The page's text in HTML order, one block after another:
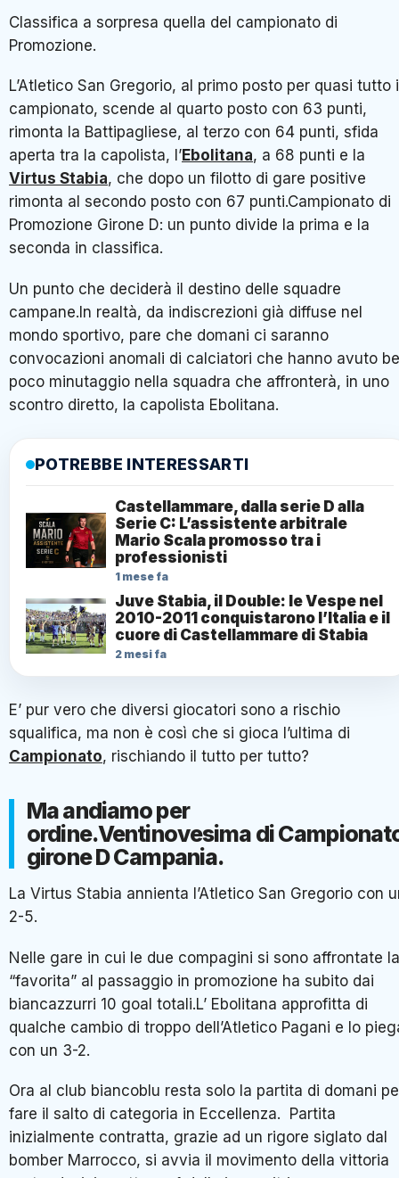
Classifica a sorpresa quella del campionato di
Promozione.
L’Atletico San Gregorio, al primo posto per quasi tutto
campionato, scende al quarto posto con 63 punti,
rimonta la Battipagliese, al terzo con 64 punti, sfida
aperta tra la capolista, l’Ebolitana, a 68 punti e la
Virtus Stabia, che dopo un filotto di gare positive
rimonta al secondo posto con 67 punti.Campionato di
Promozione Girone D: un punto divide la prima e la
seconda in classifica.
Un punto che deciderà il destino delle squadre
campane.In realtà, da indiscrezioni già diffuse nel
mondo sportivo, pare che domani ci saranno
convocazioni anomali di calciatori che hanno avuto
poco minutaggio nella squadra che affronterà, in uno
scontro diretto, la capolista Ebolitana.
POTREBBE INTERESSARTI
Castellammare, dalla serie D alla
Serie C: L’assistente arbitrale
Mario Scala promosso tra i
professionisti
1 mese fa
Juve Stabia, il Double: le Vespe nel
2010-2011 conquistarono l’Italia e il
cuore di Castellammare di Stabia
2 mesi fa
E’ pur vero che diversi giocatori sono a rischio
squalifica, ma non è così che si gioca l’ultima di
Campionato, rischiando il tutto per tutto?
Ma andiamo per
ordine.Ventinovesima di
girone D Campania.
La Virtus Stabia annienta l’Atletico San Gregorio con
2-5.
Nelle gare in cui le due compagini si sono affrontate la
“favorita” al passaggio in promozione ha subito dai
biancazzurri 10 goal totali.L’ Ebolitana approfitta di
qualche cambio di troppo dell’Atletico Pagani e lo
con un 3-2.
Ora al club biancoblu resta solo la partita di domani
fare il salto di categoria in Eccellenza. Partita
inizialmente contratta, grazie ad un rigore siglato dal
bomber Marrocco, si avvia il movimento della vittoria